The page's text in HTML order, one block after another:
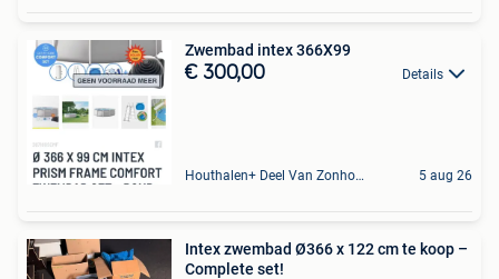
Zwembad intex 366X99
€ 300,00 Details
Houthalen+ Deel Van Zonhoven En Zolder 5 aug 26
Intex zwembad Ø366 x 122 cm te koop –
Complete set!